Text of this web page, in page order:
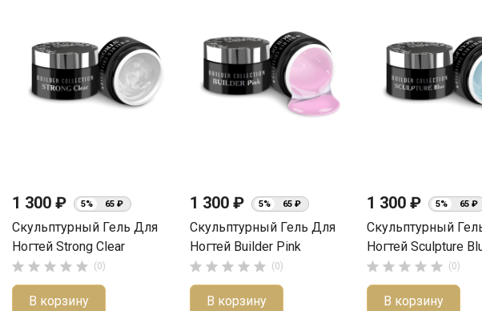
1 300 ₽ 5% 65 ₽
Скульптурный Гель Для
Ногтей Strong Clear
     (0)
В корзину
1 300 ₽ 5% 65 ₽
Скульптурный Гель Для
Ногтей Builder Pink
     (0)
В корзину
1 300 ₽ 5% 65 ₽
Скульптурный
Ногтей Sculpture
     (0)
В корзину